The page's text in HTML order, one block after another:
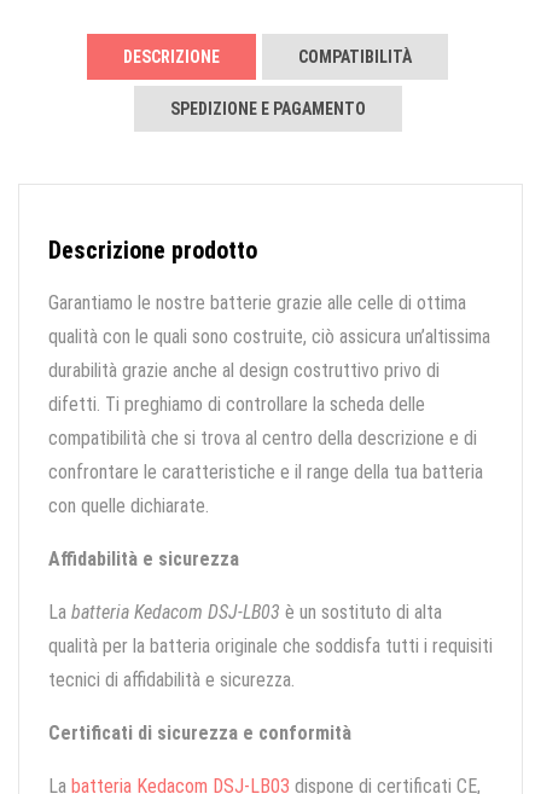
DESCRIZIONE COMPATIBILITÀ
SPEDIZIONE E PAGAMENTO
Descrizione prodotto
Garantiamo le nostre batterie grazie alle celle di ottima
qualità con le quali sono costruite, ciò assicura un’altissima
durabilità grazie anche al design costruttivo privo di
difetti. Ti preghiamo di controllare la scheda delle
compatibilità che si trova al centro della descrizione e di
confrontare le caratteristiche e il range della tua batteria
con quelle dichiarate.
Affidabilità e sicurezza
La batteria Kedacom DSJ-LB03 è un sostituto di alta
qualità per la batteria originale che soddisfa tutti i requisiti
tecnici di affidabilità e sicurezza.
Certificati di sicurezza e conformità
La batteria Kedacom DSJ-LB03 dispone di certificati CE,